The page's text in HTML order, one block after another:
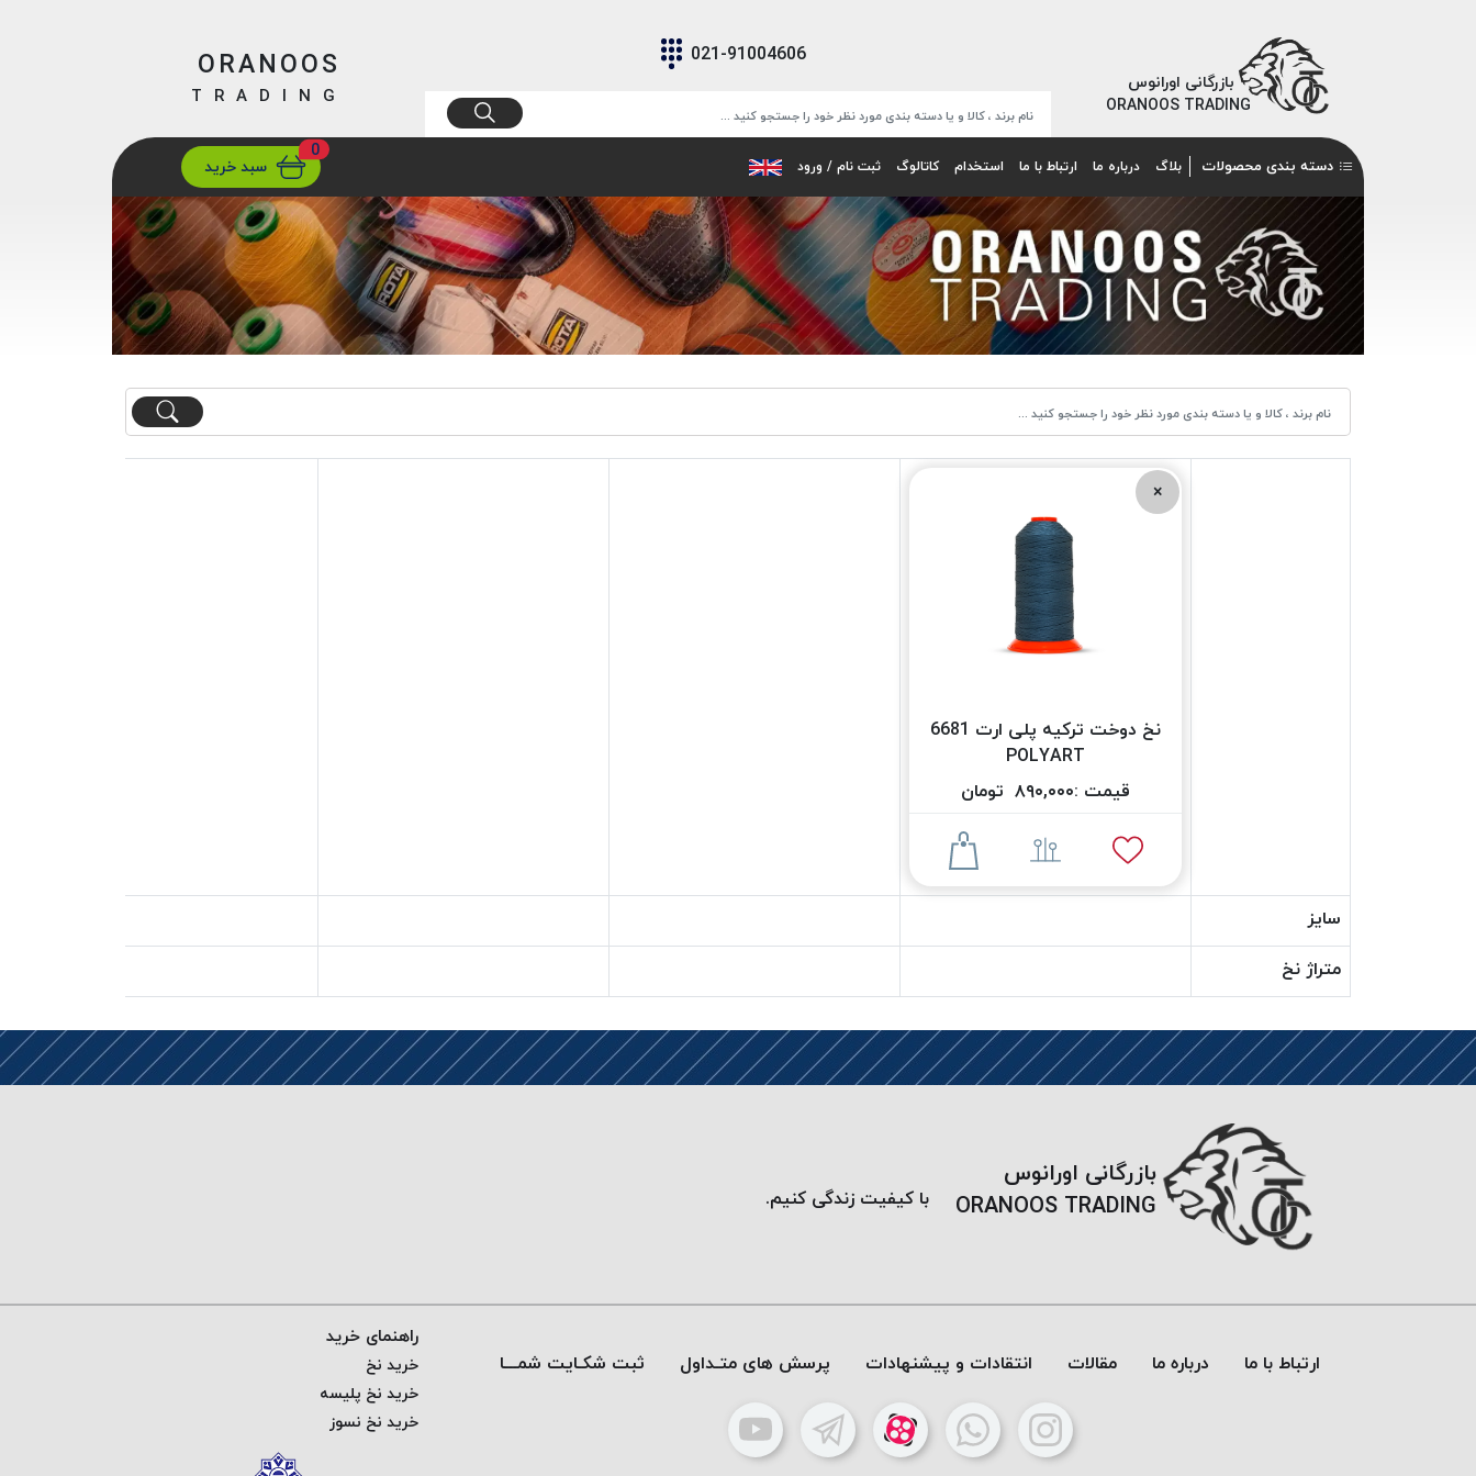
بازرگانی اورانوس
ORANOOS TRADING
021-91004606
ارسالتهران/ تهران
ORANOOS
TRADING
دسته بندی محصولات بلاگ درباره ما ارتباط با ما استخدام کاتالوگ ثبت نام / ورود
0
سبد خرید
×
نخ دوخت ترکیه پلی ارت 6681
POLYART
قیمت :۸۹۰,۰۰۰ تومان
سایز
متراژ نخ
بازرگانی اورانوس
ORANOOS TRADING
با کیفیت زندگی کنیم.
ارتباط با ما درباره ما مقالات انتقادات و پیشنهادات پرسش های متـداول ثبت شکـایت شمـــا
راهنمای خرید
خرید نخ
خرید نخ پلیسه
خرید نخ نسوز